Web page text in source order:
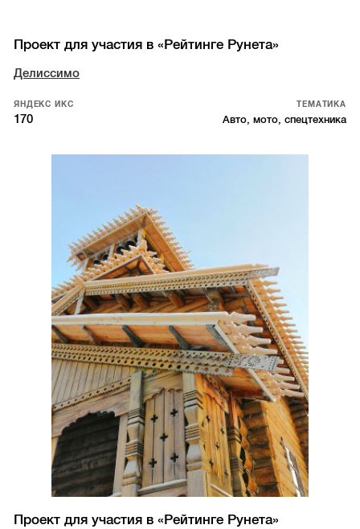
Проект для участия в «Рейтинге Рунета»
Делиссимо
ЯНДЕКС ИКС
170
ТЕМАТИКА
Авто, мото, спецтехника
Проект для участия в «Рейтинге Рунета»